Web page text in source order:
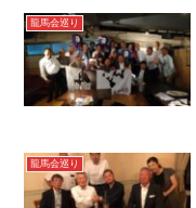
龍馬会巡り
龍馬会巡り